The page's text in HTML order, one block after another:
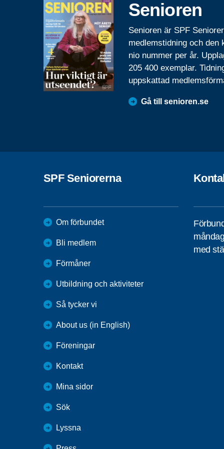
Senioren
Senioren är SPF
medlemstidning och den
nio nummer per år.
205 400 exemplar.
uppskattad
Gå till senioren.se
SPF Seniorerna
Om förbundet
Bli medlem
Förmåner
Utbildning och aktiviteter
Så tycker vi
About us (in English)
Föreningar
Kontakt
Mina sidor
Sök
Lyssna
med